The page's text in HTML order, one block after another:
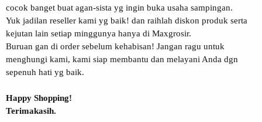
cocok banget buat agan-sista yg ingin buka usaha sampingan.
Yuk jadilan reseller kami yg baik! dan raihlah diskon produk serta
kejutan lain setiap minggunya hanya di Maxgrosir.
Buruan gan di order sebelum kehabisan! Jangan ragu untuk
menghungi kami, kami siap membantu dan melayani Anda dgn
sepenuh hati yg baik.
Happy Shopping!
Terimakasih.